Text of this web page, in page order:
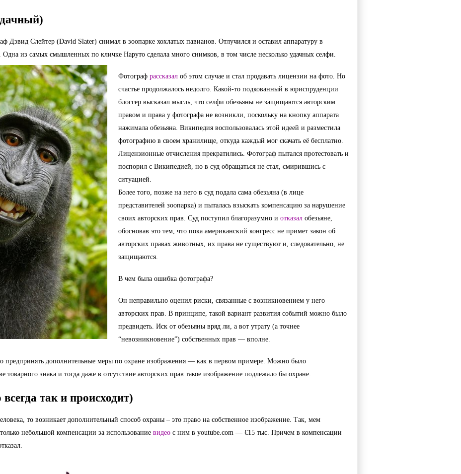
Дэвид Слейтер (David Slater) снимал в зоопарке хохлатых павианов. Отлучился и оставил аппаратуру в
Одна из самых смышленных по кличке Наруто сделала много снимков, в том числе несколько удачных селфи.
Фотограф рассказал об этом случае и стал продавать лицензии на фото. Но
счастье продолжалось недолго. Какой-то подкованный в юриспруденции
блоггер высказал мысль, что селфи обезьяны не защищаются авторским
правом и права у фотографа не возникли, поскольку на кнопку аппарата
нажимала обезьяна. Википедия воспользовалась этой идеей и разместила
фотографию в своем хранилище, откуда каждый мог скачать её бесплатно.
Лицензионные отчисления прекратились. Фотограф пытался протестовать и
поспорил с Википедией, но в суд обращаться не стал, смирившись с
ситуацией.
Более того, позже на него в суд подала сама обезьяна (в лице
представителей зоопарка) и пыталась взыскать компенсацию за нарушение
своих авторских прав. Суд поступил благоразумно и отказал обезьяне,
обосновав это тем, что пока американский конгресс не примет закон об
авторских правах животных, их права не существуют и, следовательно, не
защищаются.
В чем была ошибка фотографа?
Он неправильно оценил риски, связанные с возникновением у него
авторских прав. В принципе, такой вариант развития событий можно было
предвидеть. Иск от обезьяны вряд ли, а вот утрату (а точнее
“невозникновение”) собственных прав — вполне.
предпринять дополнительные меры по охране изображения — как в первом примере. Можно было
товарного знака и тогда даже в отсутствие авторских прав такое изображение подлежало бы охране.
так и происходит)
то возникает дополнительный способ охраны – это право на собственное изображение. Так, мем
небольшой компенсации за использование видео с ним в youtube.com — €15 тыс. Причем в компенсации